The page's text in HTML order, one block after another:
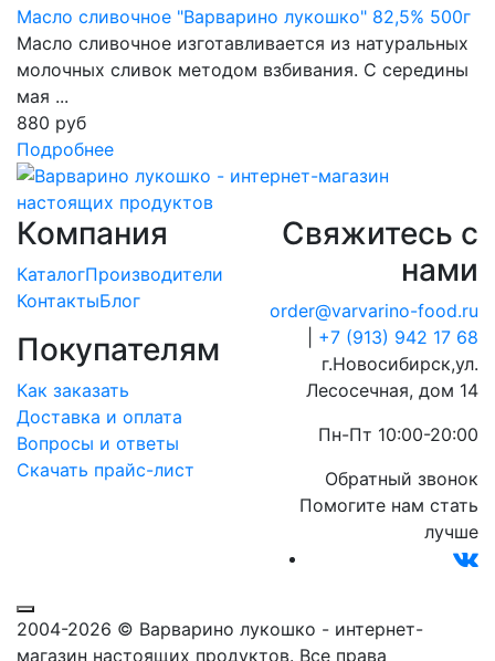
Масло сливочное "Варварино лукошко" 82,5% 500г
Масло сливочное изготавливается из натуральных
молочных сливок методом взбивания. С середины
мая ...
880 руб
Подробнее
Компания
КаталогПроизводители
КонтактыБлог
Покупателям
Как заказать
Доставка и оплата
Вопросы и ответы
Скачать прайс-лист
Свяжитесь с
нами
order@varvarino-food.ru
+7 (913) 942 17 68
г.Новосибирск,ул.
Лесосечная, дом 14
Пн-Пт 10:00-20:00
Обратный звонок
Помогите нам стать
лучше
2004-2026 © Варварино лукошко - интернет-
магазин настоящих продуктов. Все права